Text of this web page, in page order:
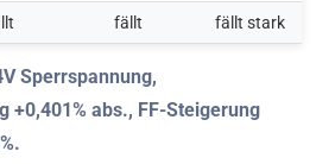
fällt fällt stark
Sperrspannung,
+0,401% abs., FF-Steigerung